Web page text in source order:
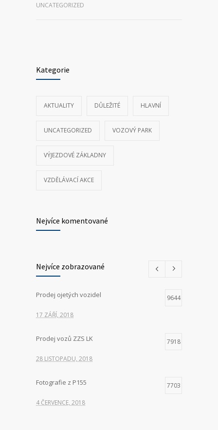
UNCATEGORIZED
Kategorie
AKTUALITY DŮLEŽITÉ HLAVNÍ
UNCATEGORIZED VOZOVÝ PARK
VÝJEZDOVÉ ZÁKLADNY
VZDĚLÁVACÍ AKCE
Nejvíce komentované
Nejvíce zobrazované
Prodej ojetých vozidel 9644
17 ZÁŘÍ, 2018
Prodej vozů ZZS LK 7918
28 LISTOPADU, 2018
Fotografie z P155 7703
4 ČERVENCE, 2018